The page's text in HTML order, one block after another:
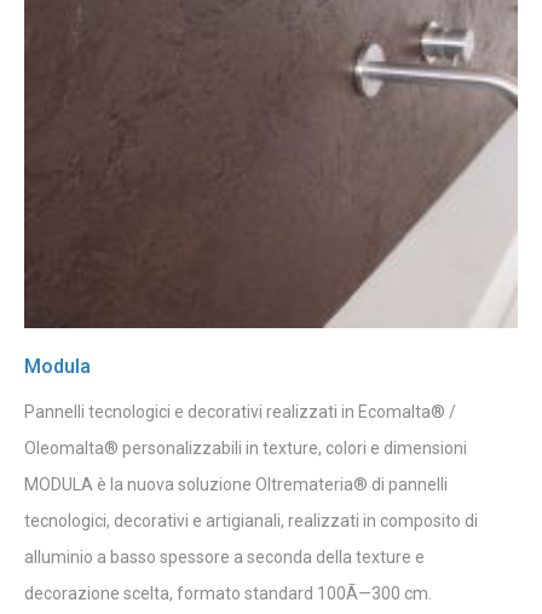
Modula
Pannelli tecnologici e decorativi realizzati in Ecomalta® /
Oleomalta® personalizzabili in texture, colori e dimensioni
MODULA è la nuova soluzione Oltremateria® di pannelli
tecnologici, decorativi e artigianali, realizzati in composito di
alluminio a basso spessore a seconda della texture e
decorazione scelta, formato standard 100Ã—300 cm.